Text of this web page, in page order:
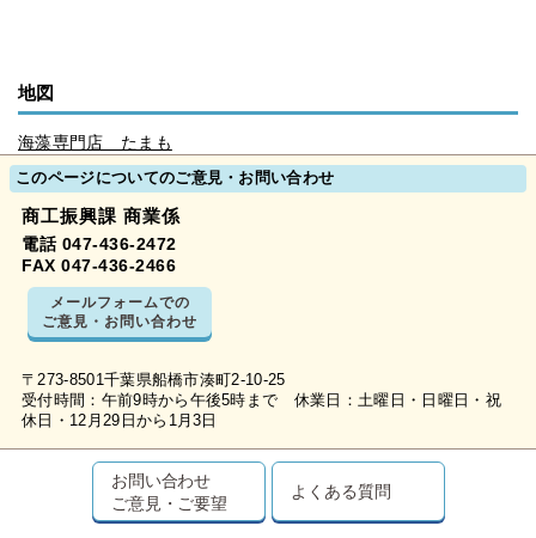
地図
海藻専門店 たまも
このページについてのご意見・お問い合わせ
商工振興課 商業係
電話 047-436-2472
FAX 047-436-2466
メールフォームでの
ご意見・お問い合わせ
〒273-8501千葉県船橋市湊町2-10-25
受付時間：午前9時から午後5時まで 休業日：土曜日・日曜日・祝
休日・12月29日から1月3日
お問い合わせ
ご意見・ご要望
よくある質問